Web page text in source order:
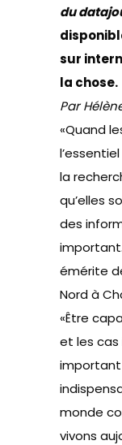
du
sur
la chose.
Par
«Quand
la
qu’elles
des
émérite
Nord à
«Être
et les cas
important
monde
vivons